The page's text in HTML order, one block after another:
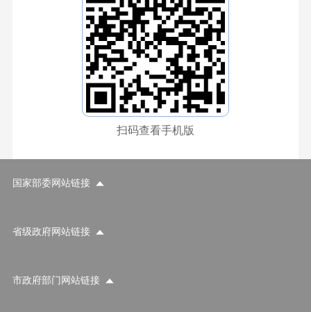
扫码查看手机版
国家部委网站链接
省级政府网站链接
市政府部门网站链接